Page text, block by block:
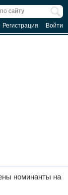
Регистрация Войти
номинанты на